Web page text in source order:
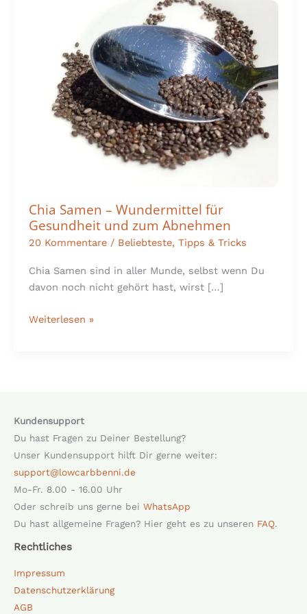
Chia Samen – Wundermittel für
Gesundheit und zum Abnehmen
20 Kommentare / Beliebteste, Tipps & Tricks
Chia Samen sind in aller Munde, selbst wenn Du
davon noch nicht gehört hast, wirst […]
Wundermittel
Gesundheit
Weiterlesen »
Kundensupport
Du hast Fragen zu Deiner Bestellung?
Unser Kundensupport hilft Dir gerne weiter:
support@lowcarbbenni.de
Mo-Fr. 8.00 - 16.00 Uhr
Oder schreib uns gerne bei WhatsApp
Du hast allgemeine Fragen? Hier geht es zu unseren FAQ.
Rechtliches
Impressum
Datenschutzerklärung
AGB